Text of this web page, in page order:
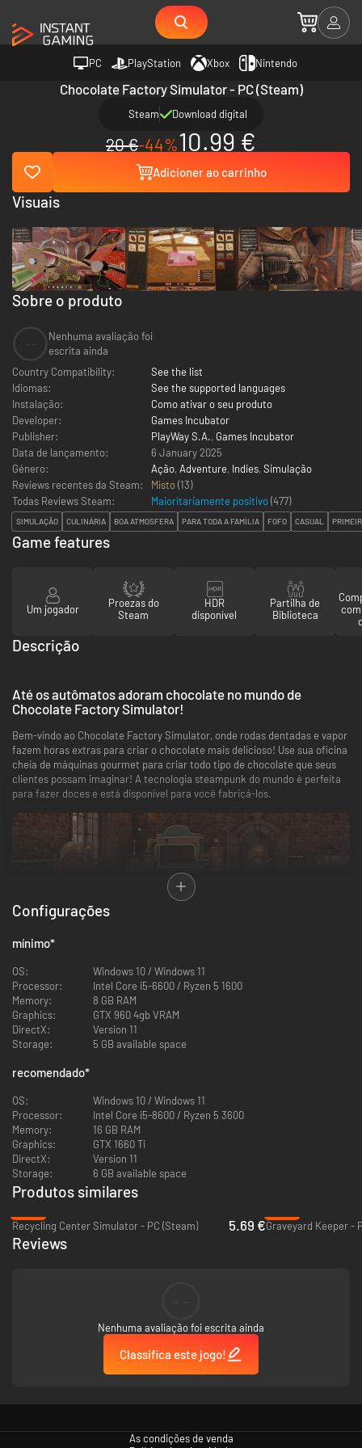
PC PlayStation Xbox Nintendo
Chocolate Factory Simulator - PC (Steam)
Steam Download digital
20 €-44%10.99 €
Adicioner ao carrinho
Sobre o produto
Nenhuma avaliação foi
escrita ainda
Country Compatibility:
See the list
Idiomas:
See the supported languages
Instalação:
Como ativar o seu produto
Developer:
Games Incubator
Publisher:
PlayWay S.A., Games Incubator
Data de lançamento:
6 January 2025
Género:
Ação, Adventure, Indies, Simulação
Reviews recentes da Steam:
Misto(13)
Todas Reviews Steam:
Maioritariamente positivo(477)
SIMULAÇÃO CULINÁRIA BOA ATMOSFERA PARA TODA A FAMÍLIA FOFO CASUAL
Visuais
Game features
Um jogador
Proezas do
Steam
HDR
disponível
Partilha de
Biblioteca
Descrição
Até os autômatos adoram chocolate no mundo de
Chocolate Factory Simulator!
Bem-vindo ao Chocolate Factory Simulator, onde rodas dentadas e vapor
fazem horas extras para criar o chocolate mais delicioso! Use sua oficina
cheia de máquinas gourmet para criar todo tipo de chocolate que seus
clientes possam imaginar! A tecnologia steampunk do mundo é perfeita
para fazer doces e está disponível para você fabricá-los.
Satisfaça até os clientes mais exigentes.
O mundo de Chocolate Factory Simulator está cheio de diferentes
clientes de diferentes terras e altitudes, todos reunidos na sua fábrica
por uma razão: seu chocolate favorito. Anote seus pedidos e conheça
suas preferências para conquistar os clientes mais fiéis. Descubra um
A arte do chocolate.
destaque! Embrulhe em embalagens coloridas e voilà! Você criou uma
Configurações
mínimo*
OS:
Windows 10 / Windows 11
Processor:
Intel Core i5-6600 / Ryzen 5 1600
Memory:
8 GB RAM
Graphics:
GTX 960 4gb VRAM
DirectX:
Version 11
Storage:
5 GB available space
recomendado*
OS:
Windows 10 / Windows 11
Processor:
Intel Core i5-8600 / Ryzen 5 3600
Memory:
16 GB RAM
Graphics:
GTX 1660 Ti
DirectX:
Version 11
Storage:
6 GB available space
Produtos similares
Recycling Center Simulator - PC (Steam)
5.69 €Graveyard Keeper -
Reviews
Nenhuma avaliação foi escrita ainda
Classifica este jogo!
As condições de venda